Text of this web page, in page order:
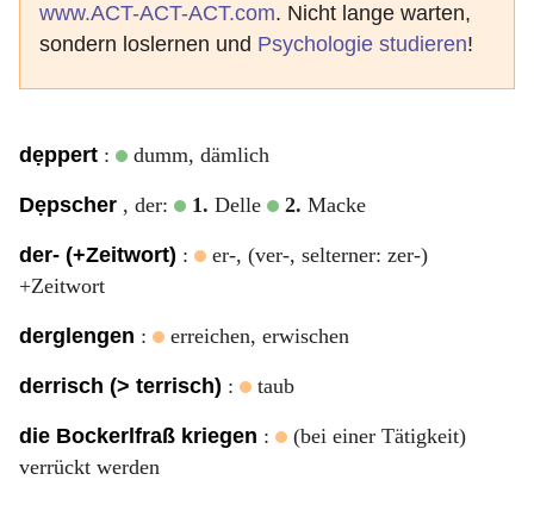
www.ACT-ACT-ACT.com. Nicht lange warten,
sondern loslernen und Psychologie studieren!
dẹppert : dumm, dämlich
Dẹpscher , der: 1. Delle 2. Macke
der- (+Zeitwort) :
er-, (ver-, selterner: zer-)
+Zeitwort
derglengen : erreichen, erwischen
derrisch (> terrisch) : taub
die Bockerlfraß kriegen :
(bei einer Tätigkeit)
verrückt werden